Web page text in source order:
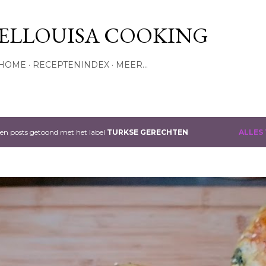
COOKING
RECEPTENINDEX MEER…
posts getoond met het label TURKSE GERECHTEN ALLES